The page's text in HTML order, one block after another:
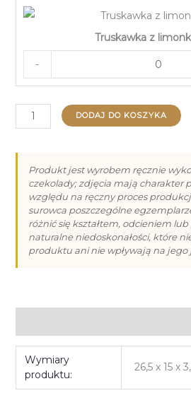
Truskawka z
-
ilość
Praliny
Walentynki
DODAJ DO KOSZYKA
Produkt jest wyrobem ręcznie
czekolady; zdjęcia mają charakter
względu na ręczny proces
surowca poszczególne
różnić się kształtem, odcieniem
naturalne niedoskonałości, które
produktu ani nie wpływają na jego
Wymiary
produktu:
26,5 x 15 x